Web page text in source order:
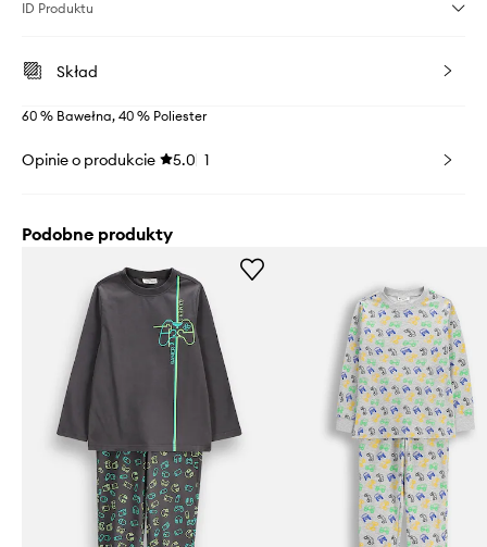
ID Produktu
Skład
60 % Bawełna, 40 % Poliester
Opinie o produkcie 5.0 1
Podobne produkty